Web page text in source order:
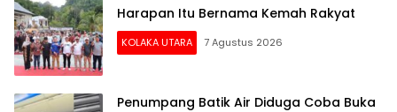
Harapan Itu Bernama Kemah Rakyat
KOLAKA UTARA 7 Agustus 2026
Penumpang Batik Air Diduga Coba Buka